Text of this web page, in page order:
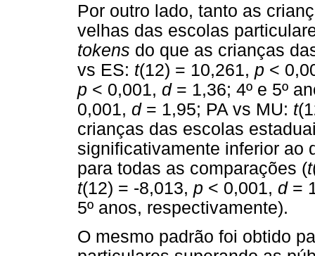
Por outro lado, tanto as
velhas das escolas
tokens do que as crianças
vs ES: t(12) = 10,261, p <
p < 0,001, d= 1,36; 4º e 5º
0,001, d= 1,95; PA vs MU: t
crianças das escolas
significativamente inferior ao
para todas as comparações (t
t(12) = -8,013, p < 0,001, d=
5º anos, respectivamente).
O mesmo padrão foi obtido